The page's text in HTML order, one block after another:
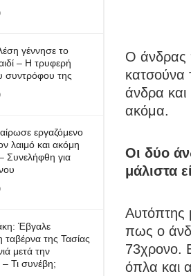
γέννησε το
– Η τρυφερή
συντρόφου της
εργαζόμενο
λαιμό και ακόμη
Συνελήφθη για
Έβγαλε
της Τασίας
μετά την
Τι συνέβη;
Ο άνδρας
κατσούνα
άνδρα
ακόμα.
Οι δύο
μάλιστα
Αυτόπτης
πως ο
73χρονο.
όπλα και